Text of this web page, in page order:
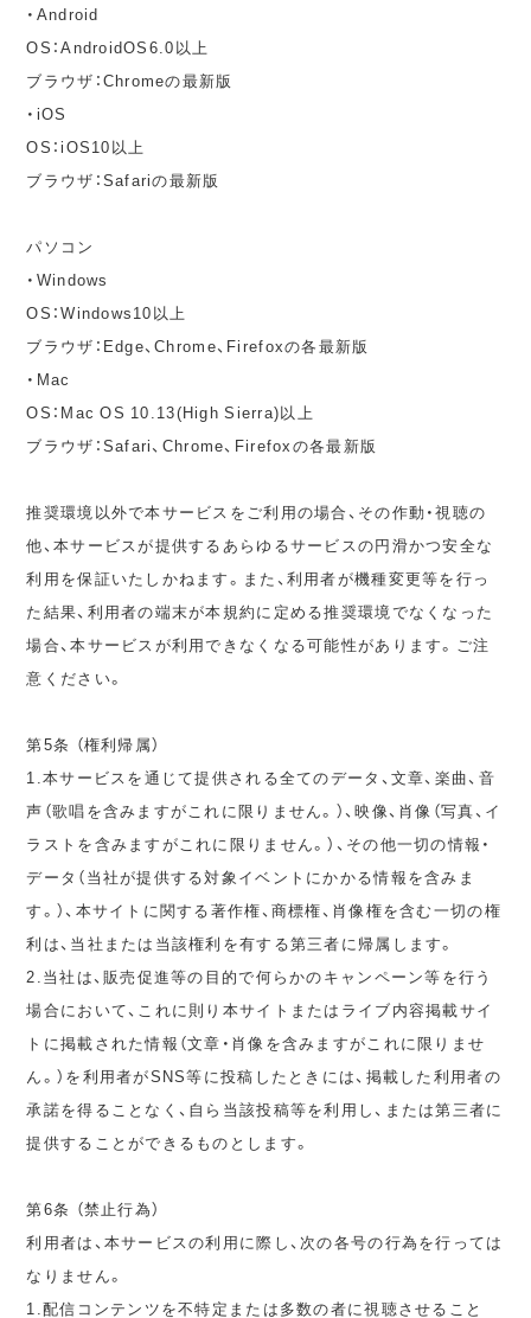
・Android
OS：AndroidOS6.0以上
ブラウザ：Chromeの最新版
・iOS
OS：iOS10以上
ブラウザ：Safariの最新版
パソコン
・Windows
OS：Windows10以上
ブラウザ：Edge、Chrome、Firefoxの各最新版
・Mac
OS：Mac OS 10.13(High Sierra)以上
ブラウザ：Safari、Chrome、Firefoxの各最新版
推奨環境以外で本サービスをご利用の場合、その作動・視聴の
他、本サービスが提供するあらゆるサービスの円滑かつ安全な
利用を保証いたしかねます。また、利用者が機種変更等を行っ
た結果、利用者の端末が本規約に定める推奨環境でなくなった
場合、本サービスが利用できなくなる可能性があります。ご注
意ください。
第5条 （権利帰属）
1.本サービスを通じて提供される全てのデータ、文章、楽曲、音
声（歌唱を含みますがこれに限りません。）、映像、肖像（写真、イ
ラストを含みますがこれに限りません。）、その他一切の情報・
データ（当社が提供する対象イベントにかかる情報を含みま
す。）、本サイトに関する著作権、商標権、肖像権を含む一切の権
利は、当社または当該権利を有する第三者に帰属します。
2.当社は、販売促進等の目的で何らかのキャンペーン等を行う
場合において、これに則り本サイトまたはライブ内容掲載サイ
トに掲載された情報（文章・肖像を含みますがこれに限りませ
ん。）を利用者がSNS等に投稿したときには、掲載した利用者の
承諾を得ることなく、自ら当該投稿等を利用し、または第三者に
提供することができるものとします。
第6条 （禁止行為）
利用者は、本サービスの利用に際し、次の各号の行為を行っては
なりません。
1.配信コンテンツを不特定または多数の者に視聴させること